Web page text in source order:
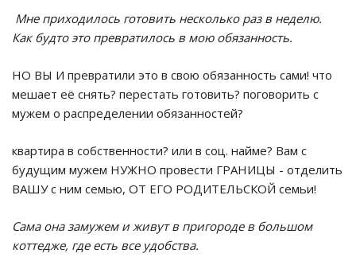
Мне приходилось готовить несколько раз в неделю.
Как будто это превратилось в мою обязанность.
НО ВЫ И превратили это в свою обязанность сами! что
мешает её снять? перестать готовить? поговорить с
мужем о распределении обязанностей?
квартира в собственности? или в соц. найме? Вам с
будущим мужем НУЖНО провести ГРАНИЦЫ - отделить
ВАШУ с ним семью, ОТ ЕГО РОДИТЕЛЬСКОЙ семьи!
Сама она замужем и живут в пригороде в большом
коттедже, где есть все удобства.